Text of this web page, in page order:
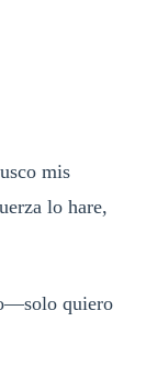
mis
lo hare,
quiero